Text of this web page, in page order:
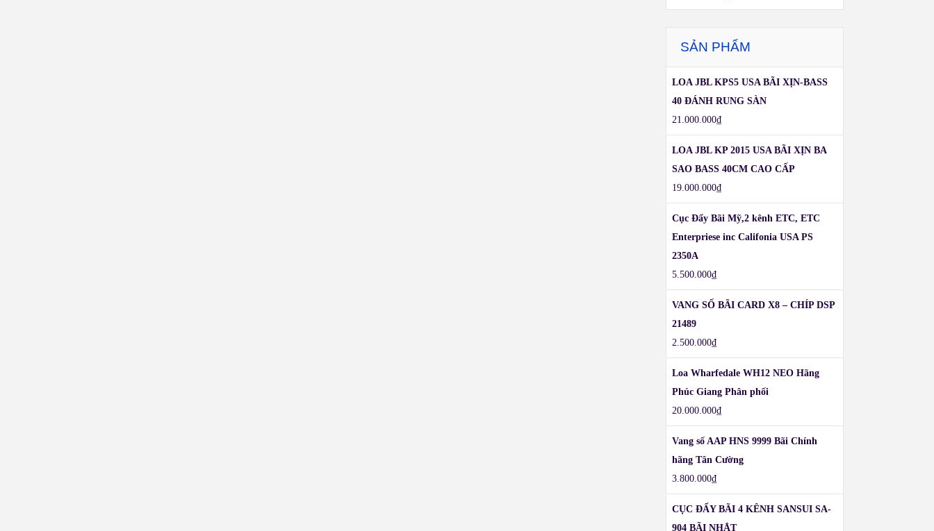
SẢN PHẨM
LOA JBL KPS5 USA BÃI XỊN-BASS
40 ĐÁNH RUNG SÀN
21.000.000₫
LOA JBL KP 2015 USA BÃI XỊN BA
SAO BASS 40CM CAO CẤP
19.000.000₫
Cục Đẩy Bãi Mỹ,2 kênh ETC, ETC
Enterpriese inc Califonia USA PS
2350A
5.500.000₫
VANG SỐ BÃI CARD X8 – CHÍP DSP
21489
2.500.000₫
Loa Wharfedale WH12 NEO Hãng
Phúc Giang Phân phối
20.000.000₫
Vang số AAP HNS 9999 Bãi Chính
hãng Tân Cường
3.800.000₫
CỤC ĐẨY BÃI 4 KÊNH SANSUI SA-
904 BÃI NHẬT